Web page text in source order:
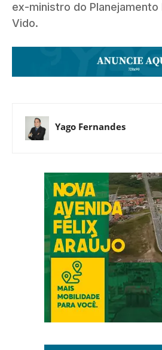
ex-ministro do Planejamento
Vido.
Yago Fernandes